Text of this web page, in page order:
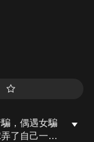
，偶遇女騙
了自己一屁